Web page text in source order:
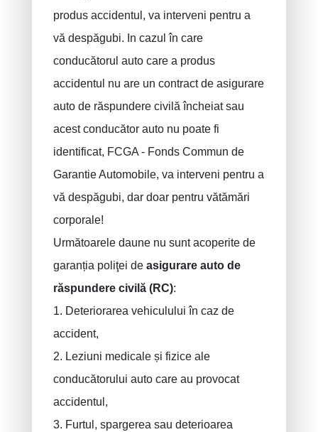
produs accidentul, va interveni pentru a
vă despăgubi. In cazul în care
conducătorul auto care a produs
accidentul nu are un contract de asigurare
auto de răspundere civilă încheiat sau
acest conducător auto nu poate fi
identificat, FCGA - Fonds Commun de
Garantie Automobile, va interveni pentru a
vă despăgubi, dar doar pentru vătămări
corporale!
Următoarele daune nu sunt acoperite de
garanția poliţei de asigurare auto de
răspundere civilă (RC):
1. Deteriorarea vehiculului în caz de
accident,
2. Leziuni medicale și fizice ale
conducătorului auto care au provocat
accidentul,
3. Furtul, spargerea sau deterioarea